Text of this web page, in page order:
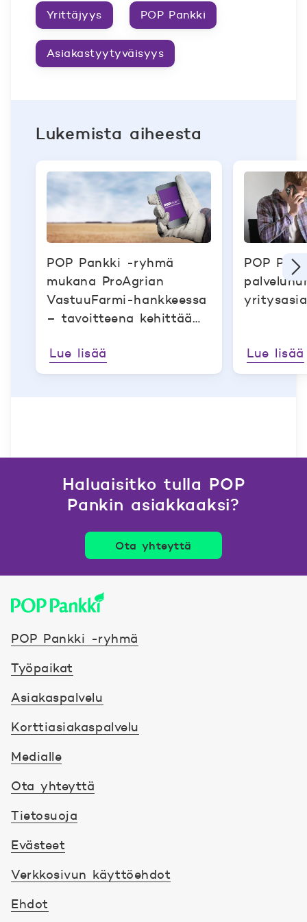
Yrittäjyys POP Pankki
Asiakastyytyväisyys
Lukemista aiheesta
POP Pankki -ryhmä
mukana ProAgrian
VastuuFarmi-hankkeessa
– tavoitteena kehittää
vastuullisuusraportointia
Lue lisää
POP
Lue lisää
Haluaisitko tulla POP
Pankin asiakkaaksi?
Ota yhteyttä
POP Pankki -ryhmä
Työpaikat
Asiakaspalvelu
Korttiasiakaspalvelu
Medialle
Ota yhteyttä
Tietosuoja
Evästeet
Verkkosivun käyttöehdot
Ehdot